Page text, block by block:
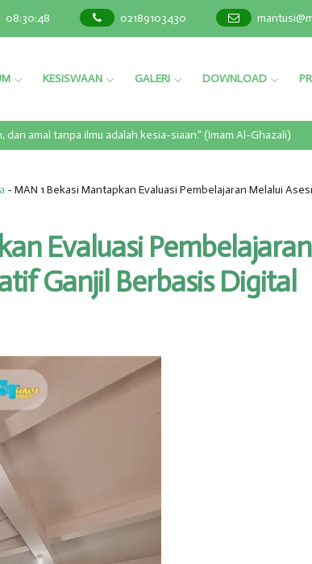
08:30:49 02189103430
KESISWAAN GALERI DOWNLOAD
amal tanpa ilmu adalah kesia-siaan." (Imam Al-Ghazali)
- MAN 1 Bekasi Mantapkan Evaluasi Pembelajaran Melalui
Evaluasi Pembelajaran
Ganjil Berbasis Digital